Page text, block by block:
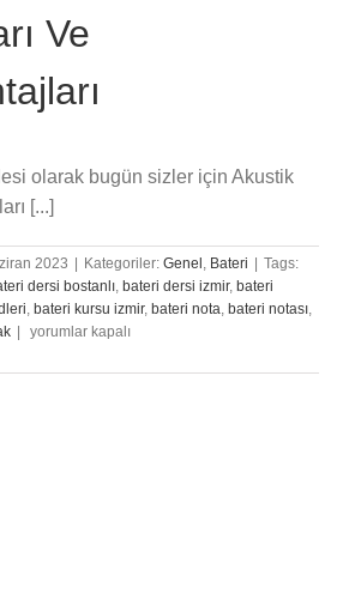
Ve
olarak bugün sizler için Akustik
[...]
2023 Kategoriler: Genel , Bateri
Tags:
dersi bostanlı, bateri dersi izmir, bateri
, bateri kursu izmir, bateri nota, bateri notası,
Akustik
Avantajları
yorumlar kapalı